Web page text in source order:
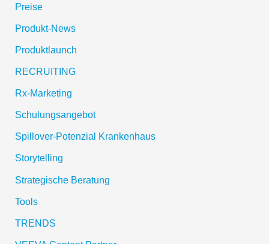
Preise
Produkt-News
Produktlaunch
RECRUITING
Rx-Marketing
Schulungsangebot
Spillover-Potenzial Krankenhaus
Storytelling
Strategische Beratung
Tools
TRENDS